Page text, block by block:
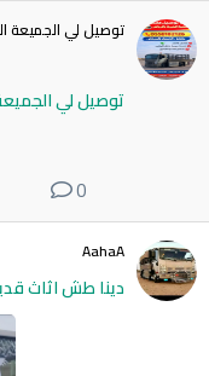
توصيل لي الجميعة الخيرية
توصيل لي
0
AahaA
دينا طش اثاث قديم